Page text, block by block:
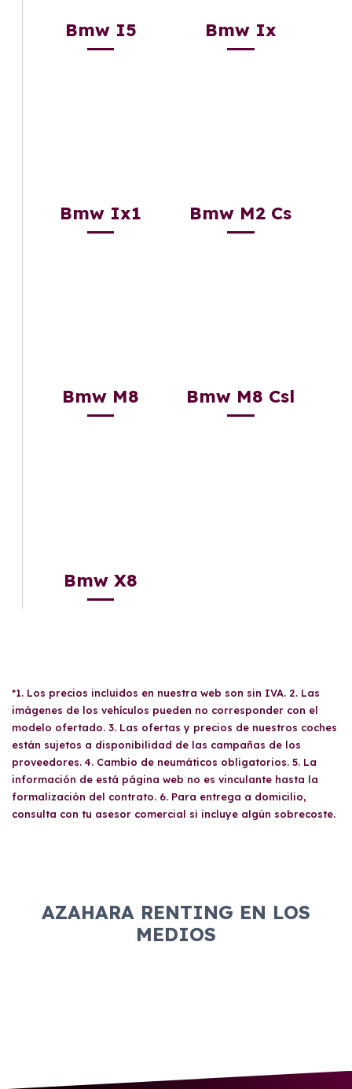
Bmw I5 Bmw Ix
Bmw Ix1 Bmw M2 Cs
Bmw M8 Bmw M8 Csl
Bmw X8
*1. Los precios incluidos en nuestra web son sin IVA. 2. Las
imágenes de los vehículos pueden no corresponder con el
modelo ofertado. 3. Las ofertas y precios de nuestros coches
están sujetos a disponibilidad de las campañas de los
proveedores. 4. Cambio de neumáticos obligatorios. 5. La
información de está página web no es vinculante hasta la
formalización del contrato. 6. Para entrega a domicilio,
consulta con tu asesor comercial si incluye algún sobrecoste.
AZAHARA RENTING EN LOS
MEDIOS